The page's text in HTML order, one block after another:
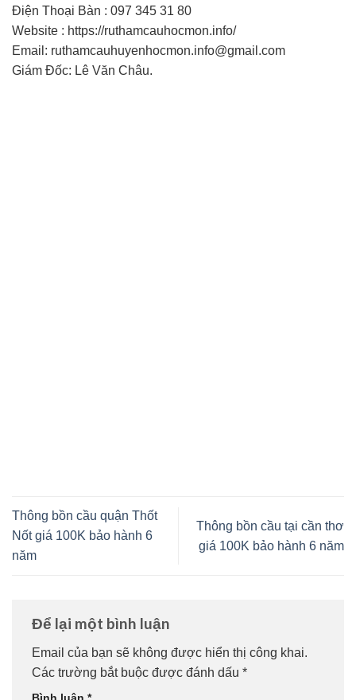
Điện Thoại Bàn : 097 345 31 80
Website : https://ruthamcauhocmon.info/
Email: ruthamcauhuyenhocmon.info@gmail.com
Giám Đốc: Lê Văn Châu.
Thông bồn cầu quận Thốt
Nốt giá 100K bảo hành 6
năm
Thông bồn cầu tại cần thơ
giá 100K bảo hành 6 năm
Để lại một bình luận
Email của bạn sẽ không được hiển thị công khai.
Các trường bắt buộc được đánh dấu *